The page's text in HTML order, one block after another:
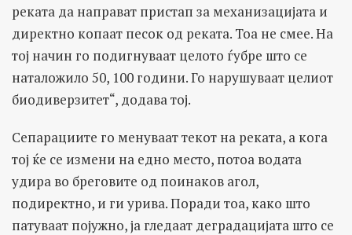
реката да направат пристап за механизацијата и
директно копаат песок од реката. Тоа не смее. На
тој начин го подигнуваат целото ѓубре што се
наталожило 50, 100 години. Го нарушуваат целиот
биодиверзитет“, додава тој.
Сепарациите го менуваат текот на реката, а кога
тој ќе се измени на едно место, потоа водата
удира во бреговите од поинаков агол,
подиректно, и ги урива. Поради тоа, како што
патуваат појужно, ја гледаат деградацијата што се